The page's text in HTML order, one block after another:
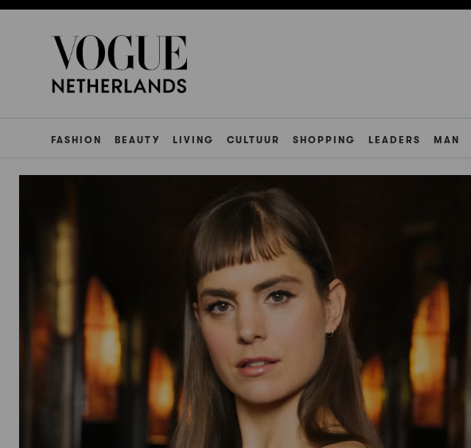
FASHION BEAUTY LIVING CULTUUR SHOPPING LEADERS MAN